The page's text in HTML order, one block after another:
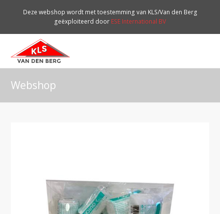
Deze webshop wordt met toestemming van KLS/Van den Berg
geëxploiteerd door ESE International BV
Webshop